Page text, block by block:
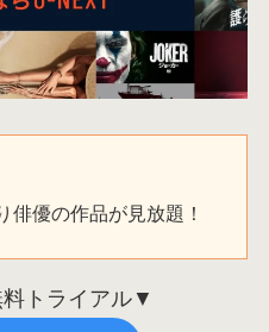
俳優の作品が見放題！
トライアル▼